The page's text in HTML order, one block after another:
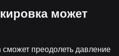
может
преодолеть давление